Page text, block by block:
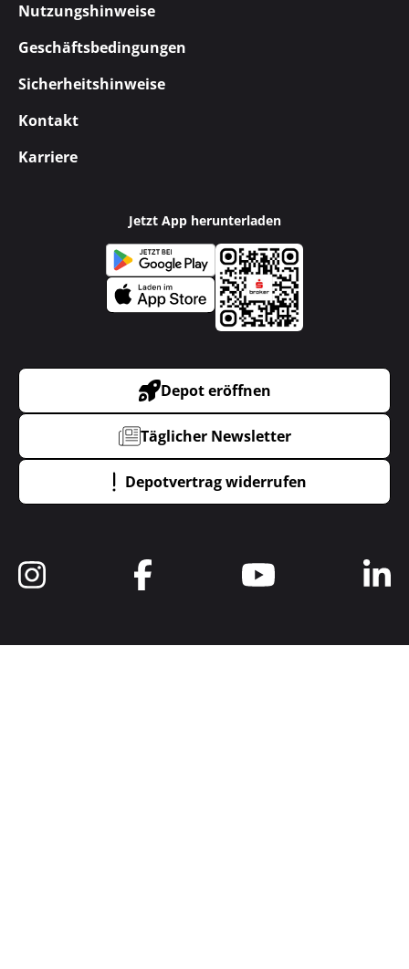
Nutzungshinweise
Geschäftsbedingungen
Sicherheitshinweise
Kontakt
Karriere
Jetzt App herunterladen
Depot eröffnen
Täglicher Newsletter
Depotvertrag widerrufen